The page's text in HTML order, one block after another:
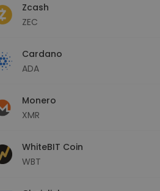
Zcash
ZEC
Cardano
ADA
Monero
XMR
WhiteBIT Coin
WBT